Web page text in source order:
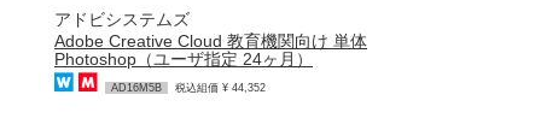
アドビシステムズ
Adobe Creative Cloud 教育機関向け 単体
Photoshop（ユーザ指定 24ヶ月）
AD16M5B 税込組価 ¥ 44,352